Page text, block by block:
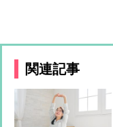
関連記事